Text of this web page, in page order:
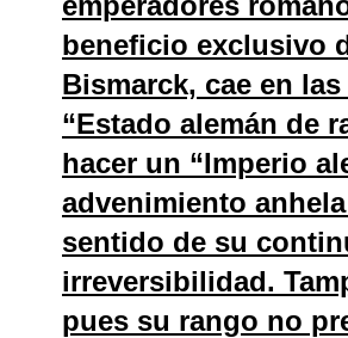
beneficio exclusivo
Bismarck, cae en
“Estado alemán de
hacer un “Imperio
advenimiento
sentido de su
irreversibilidad.
pues su rango no